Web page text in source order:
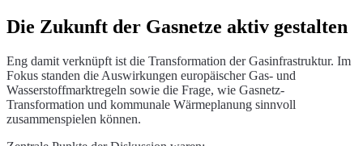
Die Zukunft der Gasnetze aktiv gestalten
Eng damit verknüpft ist die Transformation der Gasinfrastruktur. Im
Fokus standen die Auswirkungen europäischer Gas- und
Wasserstoffmarktregeln sowie die Frage, wie Gasnetz-
Transformation und kommunale Wärmeplanung sinnvoll
zusammenspielen können.